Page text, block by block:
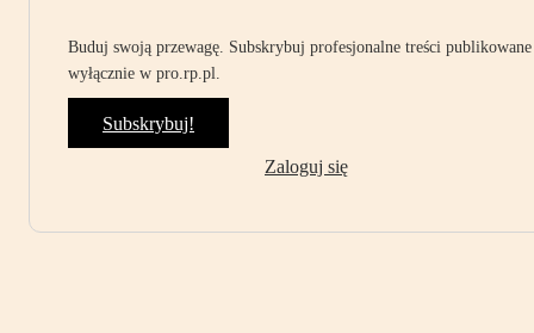
Buduj swoją przewagę. Subskrybuj profesjonalne treści publikowane
wyłącznie w pro.rp.pl.
Subskrybuj!
Zaloguj się